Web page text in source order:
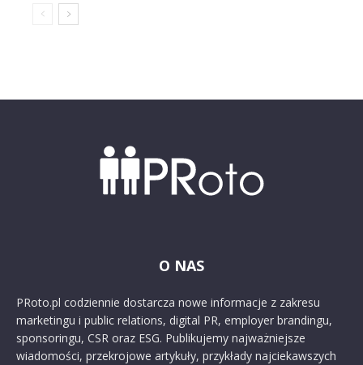
O NAS
PRoto.pl codziennie dostarcza nowe informacje z zakresu
marketingu i public relations, digital PR, employer brandingu,
sponsoringu, CSR oraz ESG. Publikujemy najważniejsze
wiadomości, przekrojowe artykuły, przykłady najciekawszych